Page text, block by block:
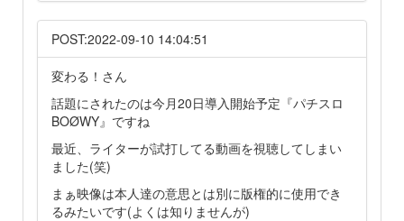
POST:2022-09-10 14:04:51
変わる！さん
話題にされたのは今月20日導入開始予定『パチスロ
BOØWY』ですね
最近、ライターが試打してる動画を視聴してしまい
ました(笑)
まぁ映像は本人達の意思とは別に版権的に使用でき
るみたいです(よくは知りませんが)